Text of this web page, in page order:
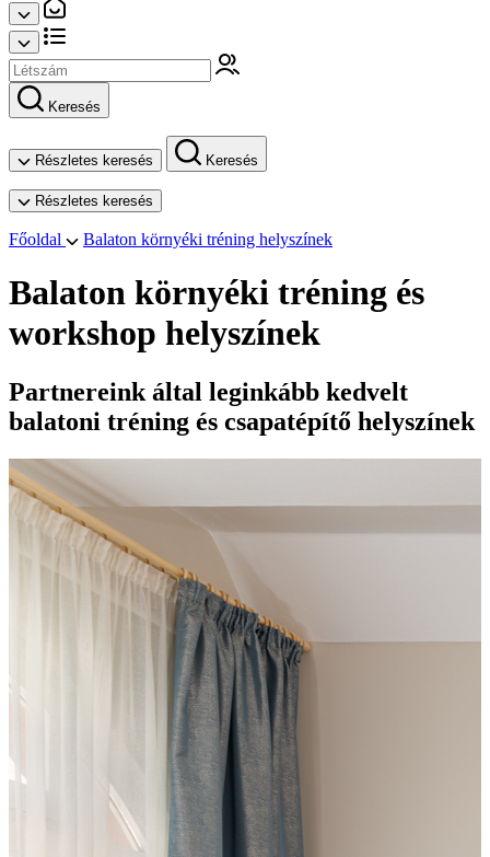
Keresés
Részletes keresés Keresés
Részletes keresés
Főoldal Balaton környéki tréning helyszínek
Balaton környéki tréning és
workshop helyszínek
Partnereink által leginkább kedvelt
balatoni tréning és csapatépítő helyszínek